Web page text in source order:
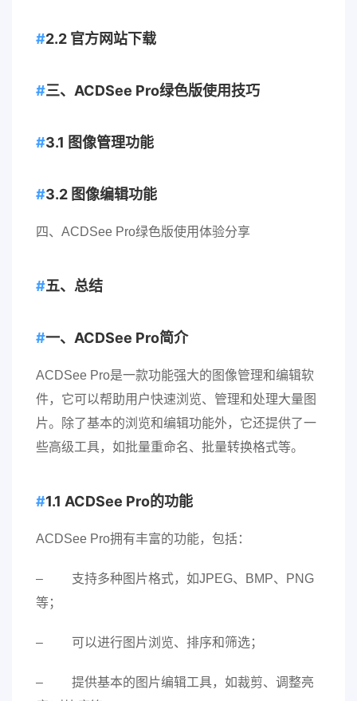
2.2 官方网站下载
三、ACDSee Pro绿色版使用技巧
3.1 图像管理功能
3.2 图像编辑功能
四、ACDSee Pro绿色版使用体验分享
五、总结
一、ACDSee Pro简介
ACDSee Pro是一款功能强大的图像管理和编辑软
件，它可以帮助用户快速浏览、管理和处理大量图
片。除了基本的浏览和编辑功能外，它还提供了一
些高级工具，如批量重命名、批量转换格式等。
1.1 ACDSee Pro的功能
ACDSee Pro拥有丰富的功能，包括：
– 支持多种图片格式，如JPEG、BMP、PNG
等；
– 可以进行图片浏览、排序和筛选；
– 提供基本的图片编辑工具，如裁剪、调整亮